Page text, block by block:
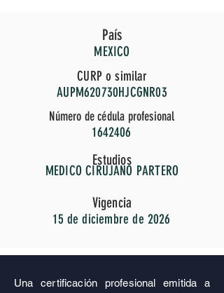
País
MEXICO
CURP o similar
AUPM620730HJCGNR03
Número de cédula profesional
1642406
Estudios
MEDICO CIRUJANO PARTERO
Vigencia
15 de diciembre de 2026
Una certificación profesional emitida a